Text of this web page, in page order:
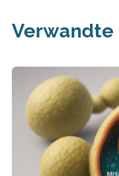
Verwandte